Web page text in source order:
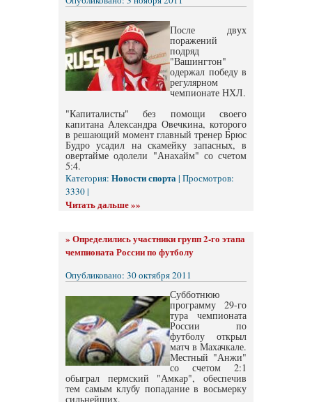
После двух
поражений
подряд
"Вашингтон"
одержал победу в
регулярном
чемпионате НХЛ.
"Капиталисты" без помощи своего
капитана Александра Овечкина, которого
в решающий момент главный тренер Брюс
Будро усадил на скамейку запасных, в
овертайме одолели "Анахайм" со счетом
5:4.
Категория: Новости спорта| Просмотров:
3330 |
Читать дальше »»
» Определились участники групп 2-го этапа
чемпионата России по футболу
Опубликовано: 30 октября 2011
Субботнюю
программу 29-го
тура чемпионата
России по
футболу открыл
матч в Махачкале.
Местный "Анжи"
со счетом 2:1
обыграл пермский "Амкар", обеспечив
тем самым клубу попадание в восьмерку
сильнейших.